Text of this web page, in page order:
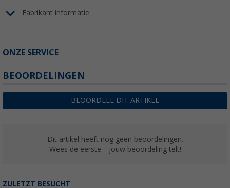
Fabrikant informatie
ONZE SERVICE
BEOORDELINGEN
BEOORDEEL DIT ARTIKEL
Dit artikel heeft nog geen beoordelingen.
Wees de eerste – jouw beoordeling telt!
ZULETZT BESUCHT